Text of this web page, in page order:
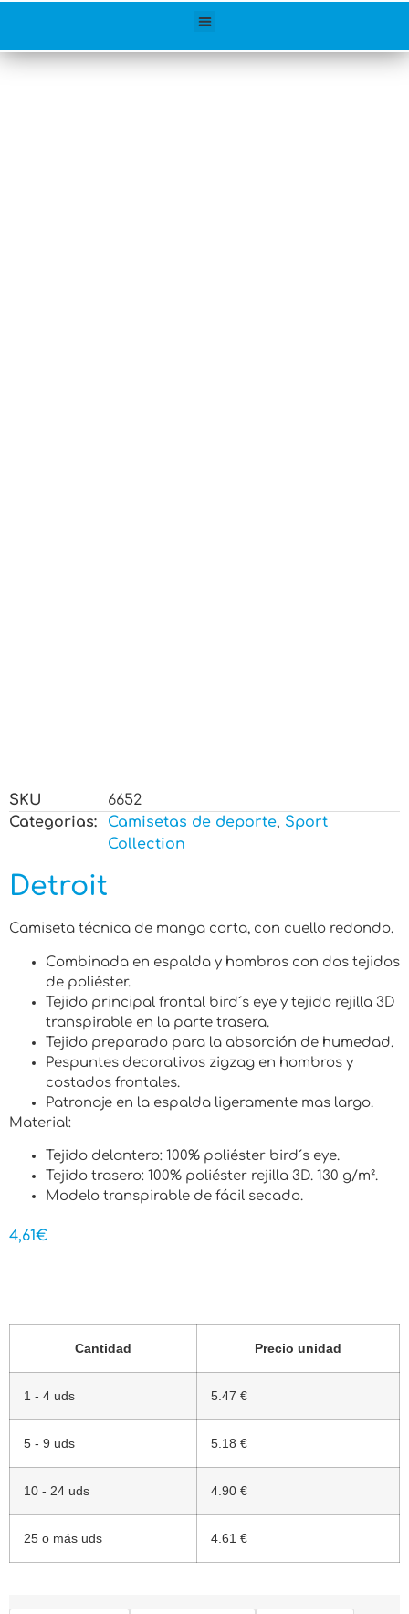
SKU
6652
Categorias:
Camisetas de deporte, Sport
Collection
Detroit
Camiseta técnica de manga corta, con cuello redondo.
Combinada en espalda y hombros con dos tejidos
de poliéster.
Tejido principal frontal bird´s eye y tejido rejilla 3D
transpirable en la parte trasera.
Tejido preparado para la absorción de humedad.
Pespuntes decorativos zigzag en hombros y
costados frontales.
Patronaje en la espalda ligeramente mas largo.
Material:
Tejido delantero: 100% poliéster bird´s eye.
Tejido trasero: 100% poliéster rejilla 3D. 130 g/m².
Modelo transpirable de fácil secado.
4,61€
Cantidad Precio unidad
1 - 4 uds 5.47 €
5 - 9 uds 5.18 €
10 - 24 uds 4.90 €
25 o más uds 4.61 €